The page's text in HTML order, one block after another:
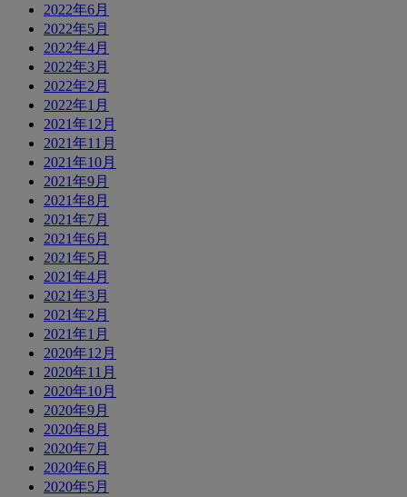
2022年6月
2022年5月
2022年4月
2022年3月
2022年2月
2022年1月
2021年12月
2021年11月
2021年10月
2021年9月
2021年8月
2021年7月
2021年6月
2021年5月
2021年4月
2021年3月
2021年2月
2021年1月
2020年12月
2020年11月
2020年10月
2020年9月
2020年8月
2020年7月
2020年6月
2020年5月